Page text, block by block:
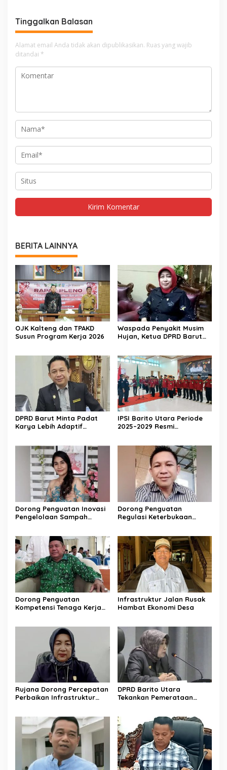
Tinggalkan Balasan
Alamat email Anda tidak akan dipublikasikan. Ruas yang wajib
ditandai *
BERITA LAINNYA
OJK Kalteng dan TPAKD
Susun Program Kerja 2026
Waspada Penyakit Musim
Hujan, Ketua DPRD Barut
DPRD Barut Minta Padat
Karya Lebih Adaptif
IPSI Barito Utara Periode
2025–2029 Resmi
Dorong Penguatan Inovasi
Pengelolaan Sampah
Dorong Penguatan
Regulasi Keterbukaan
Dorong Penguatan
Kompetensi Tenaga Kerja
Infrastruktur Jalan Rusak
Hambat Ekonomi Desa
Rujana Dorong Percepatan
Perbaikan Infrastruktur
DPRD Barito Utara
Tekankan Pemerataan